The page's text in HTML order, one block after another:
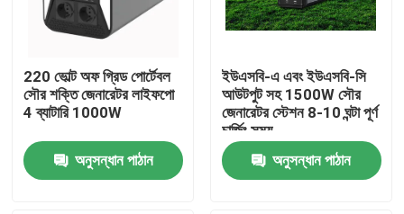
আমাদের সম্পর্কে
কারখানা ভ্রমণ
মান নিয়ন্ত্রণ
আমাদের সাথে যোগাযোগ করুন
220 ভোল্ট অফ গ্রিড পোর্টেবল
সৌর শক্তি জেনারেটর লাইফপো
4 ব্যাটারি 1000W
অনুসন্ধান পাঠান
ইউএসবি-এ এবং ইউএসবি-সি
আউটপুট সহ 1500W সৌর
জেনারেটর স্টেশন 8-10 ঘন্টা পূর্ণ
চার্জিং সময়
অনুসন্ধান পাঠান